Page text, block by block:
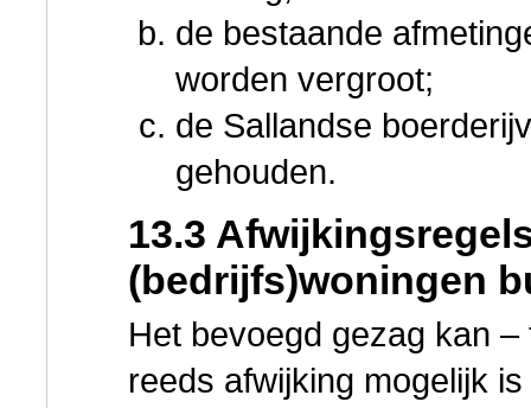
de bestaande
worden vergroot;
de Sallandse
gehouden.
13.3
(bedrijfs)woningen
Het bevoegd gezag kan
reeds afwijking mogelijk